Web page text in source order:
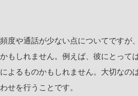
度や通話が少ない点についてですが
もしれません。例えば、彼にとって
よるものかもしれません。大切な
せを行うこと です。